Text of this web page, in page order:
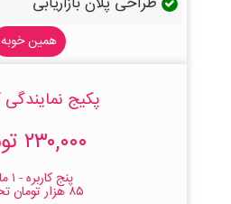
همین خوبه
پکیج
۲۳۰,۰۰۰ تومان
پنج کاربره - ۱ ماهه
۸۵ هزار تومان تخفیف